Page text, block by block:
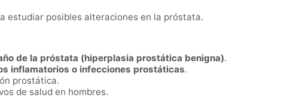
estudiar posibles alteraciones en la próstata.
de la próstata (hiperplasia prostática benigna).
inflamatorios o infecciones prostáticas.
prostática.
de salud en hombres.